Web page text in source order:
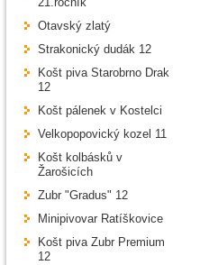
Otavský zlatý
Strakonický dudák 12
Košt piva Starobrno Drak
12
Košt pálenek v Kostelci
Velkopopovický kozel 11
Košt kolbásků v
Žarošicích
Zubr "Gradus" 12
Minipivovar Ratíškovice
Košt piva Zubr Premium
12